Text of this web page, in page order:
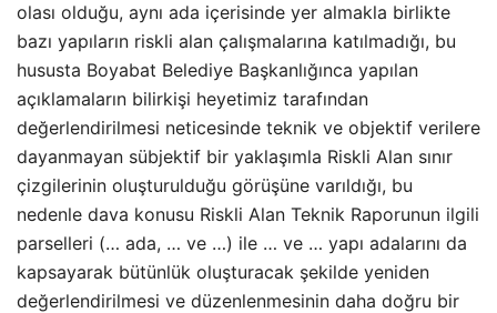
olası olduğu, aynı ada içerisinde yer almakla birlikte
bazı yapıların riskli alan çalışmalarına katılmadığı, bu
hususta Boyabat Belediye Başkanlığınca yapılan
açıklamaların bilirkişi heyetimiz tarafından
değerlendirilmesi neticesinde teknik ve objektif verilere
dayanmayan sübjektif bir yaklaşımla Riskli Alan sınır
çizgilerinin oluşturulduğu görüşüne varıldığı, bu
nedenle dava konusu Riskli Alan Teknik Raporunun ilgili
parselleri (… ada, … ve …) ile … ve … yapı adalarını da
kapsayarak bütünlük oluşturacak şekilde yeniden
değerlendirilmesi ve düzenlenmesinin daha doğru bir